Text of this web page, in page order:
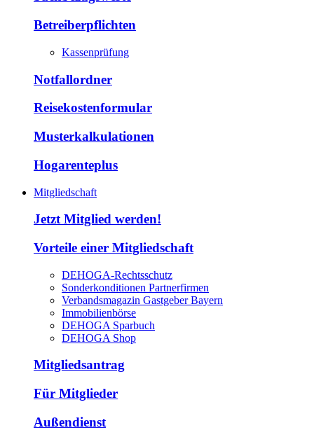
Betreiberpflichten
Kassenprüfung
Notfallordner
Reisekostenformular
Musterkalkulationen
Hogarenteplus
Mitgliedschaft
Jetzt Mitglied werden!
Vorteile einer Mitgliedschaft
DEHOGA-Rechtsschutz
Sonderkonditionen Partnerfirmen
Verbandsmagazin Gastgeber Bayern
Immobilienbörse
DEHOGA Sparbuch
DEHOGA Shop
Mitgliedsantrag
Für Mitglieder
Außendienst